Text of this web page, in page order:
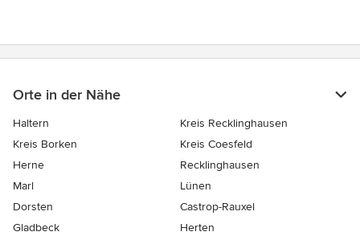
Orte in der Nähe
Haltern
Kreis Recklinghausen
Kreis Borken
Kreis Coesfeld
Herne
Recklinghausen
Marl
Lünen
Dorsten
Castrop-Rauxel
Gladbeck
Herten